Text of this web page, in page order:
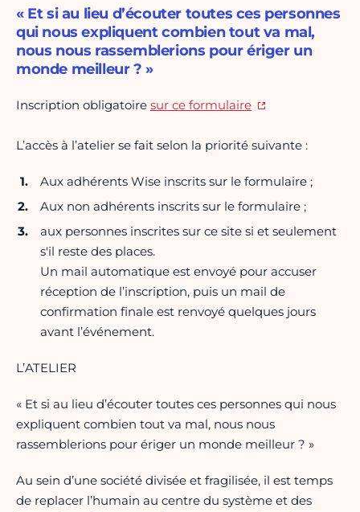
« Et si au lieu d’écouter toutes ces personnes
qui nous expliquent combien tout va mal,
nous nous rassemblerions pour ériger un
monde meilleur ? »
Inscription obligatoire sur ce formulaire
L’accès à l’atelier se fait selon la priorité suivante :
Aux adhérents Wise inscrits sur le formulaire ;
Aux non adhérents inscrits sur le formulaire ;
aux personnes inscrites sur ce site si et seulement
s'il reste des places.
Un mail automatique est envoyé pour accuser
réception de l’inscription, puis un mail de
confirmation finale est renvoyé quelques jours
avant l’événement.
L’ATELIER
« Et si au lieu d’écouter toutes ces personnes qui nous
expliquent combien tout va mal, nous nous
rassemblerions pour ériger un monde meilleur ? »
Au sein d’une société divisée et fragilisée, il est temps
de replacer l’humain au centre du système et des